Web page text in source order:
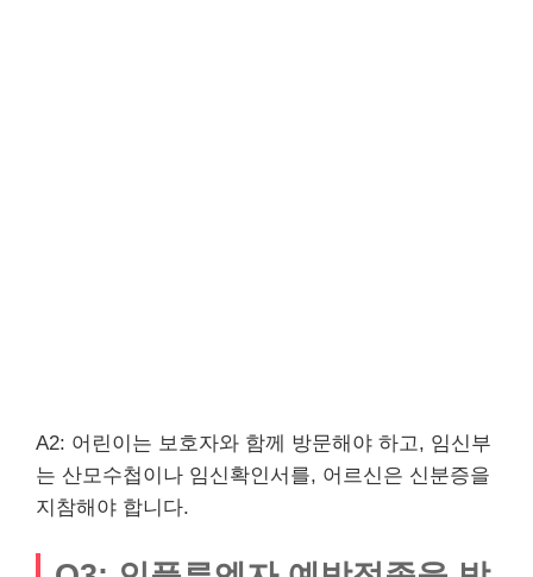
A2: 어린이는 보호자와 함께 방문해야 하고, 임신부
는 산모수첩이나 임신확인서를, 어르신은 신분증을
지참해야 합니다.